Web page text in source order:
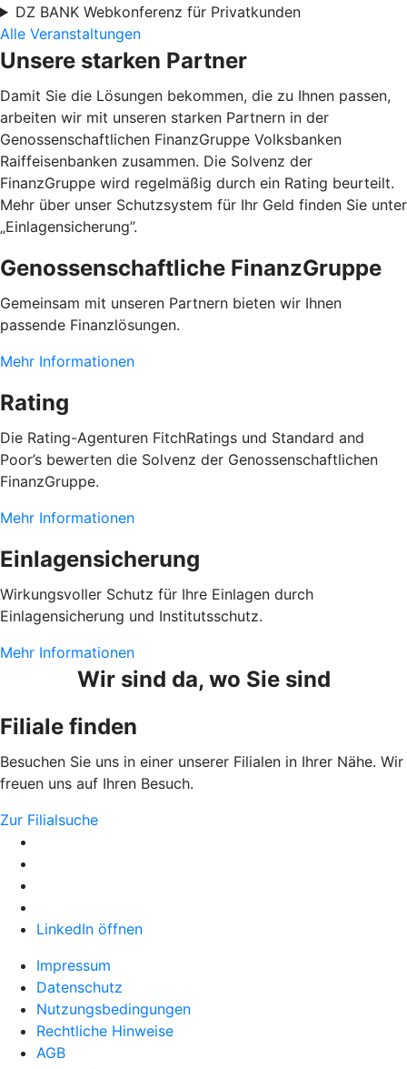
DZ BANK Webkonferenz für Privatkunden
Alle Veranstaltungen
Unsere starken Partner
Damit Sie die Lösungen bekommen, die zu Ihnen passen,
arbeiten wir mit unseren starken Partnern in der
Genossenschaftlichen FinanzGruppe Volksbanken
Raiffeisenbanken zusammen. Die Solvenz der
FinanzGruppe wird regelmäßig durch ein Rating beurteilt.
Mehr über unser Schutzsystem für Ihr Geld finden Sie unter
„Einlagensicherung”.
Genossenschaftliche FinanzGruppe
Gemeinsam mit unseren Partnern bieten wir Ihnen
passende Finanzlösungen.
Mehr Informationen
Rating
Die Rating-Agenturen FitchRatings und Standard and
Poor’s bewerten die Solvenz der Genossenschaftlichen
FinanzGruppe.
Mehr Informationen
Einlagensicherung
Wirkungsvoller Schutz für Ihre Einlagen durch
Einlagensicherung und Institutsschutz.
Mehr Informationen
Wir sind da, wo Sie sind
Filiale finden
Besuchen Sie uns in einer unserer Filialen in Ihrer Nähe. Wir
freuen uns auf Ihren Besuch.
Zur Filialsuche
LinkedIn öffnen
Impressum
Datenschutz
Nutzungsbedingungen
Rechtliche Hinweise
AGB